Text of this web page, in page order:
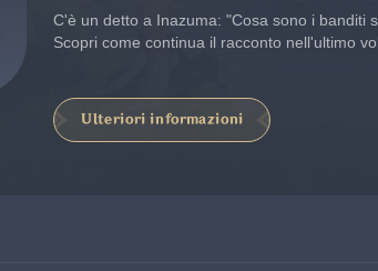
C'è un detto a Inazuma: "Cosa sono i banditi
Scopri come continua il racconto nell'ultimo
Ulteriori informazioni